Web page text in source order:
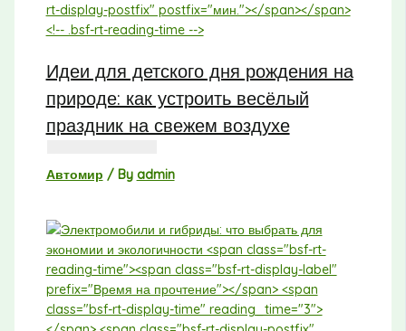
Идеи для детского дня рождения на
природе: как устроить весёлый
праздник на свежем воздухе
Автомир / By admin